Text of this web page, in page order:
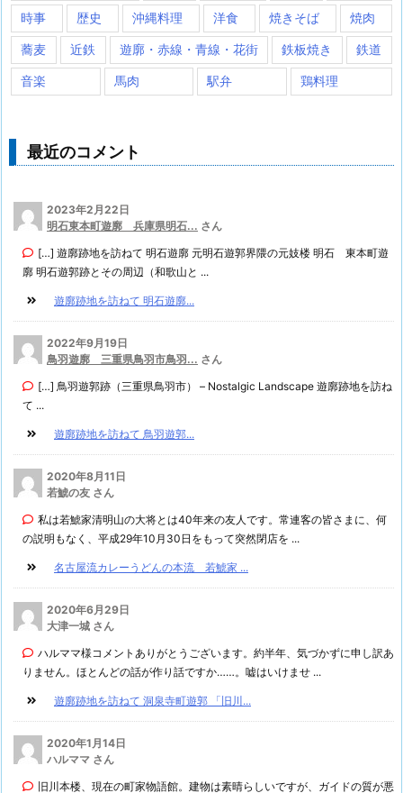
時事 歴史 沖縄料理 洋食 焼きそば 焼肉
蕎麦 近鉄 遊廓・赤線・青線・花街 鉄板焼き 鉄道
音楽 馬肉 駅弁 鶏料理
最近のコメント
2023年2月22日
明石東本町遊廓 兵庫県明石... さん
[…] 遊廓跡地を訪ねて 明石遊廓 元明石遊郭界隈の元妓楼 明石 東本町遊
廓 明石遊郭跡とその周辺（和歌山と ...
遊廓跡地を訪ねて 明石遊廓...
2022年9月19日
鳥羽遊廓 三重県鳥羽市鳥羽... さん
[…] 鳥羽遊郭跡（三重県鳥羽市） – Nostalgic Landscape 遊廓跡地を訪ね
て ...
遊廓跡地を訪ねて 鳥羽遊郭...
2020年8月11日
若鯱の友 さん
私は若鯱家清明山の大将とは40年来の友人です。常連客の皆さまに、何
の説明もなく、平成29年10月30日をもって突然閉店を ...
名古屋流カレーうどんの本流 若鯱家 ...
2020年6月29日
大津一城 さん
ハルママ様コメントありがとうございます。約半年、気づかずに申し訳あ
りません。ほとんどの話が作り話ですか……。嘘はいけませ ...
遊廓跡地を訪ねて 洞泉寺町遊郭 「旧川...
2020年1月14日
ハルママ さん
旧川本楼、現在の町家物語館。建物は素晴らしいですが、ガイドの質が悪